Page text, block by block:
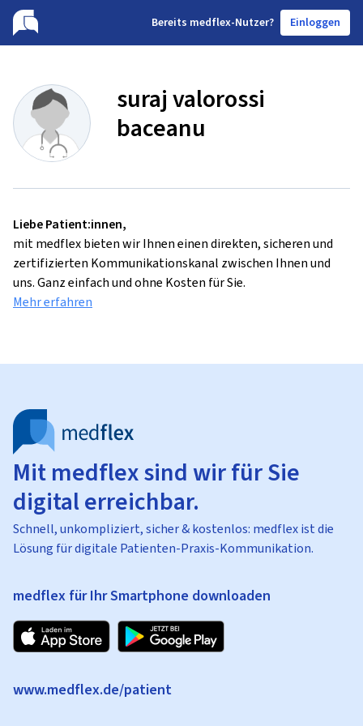
Bereits medflex-Nutzer? Einloggen
suraj valorossi
baceanu
Liebe Patient:innen,
mit medflex bieten wir Ihnen einen direkten, sicheren und
zertifizierten Kommunikationskanal zwischen Ihnen und
uns. Ganz einfach und ohne Kosten für Sie.
Mehr erfahren
Mit medflex sind wir für Sie
digital erreichbar.
Schnell, unkompliziert, sicher & kostenlos: medflex ist die
Lösung für digitale Patienten-Praxis-Kommunikation.
medflex für Ihr Smartphone downloaden
www.medflex.de/patient